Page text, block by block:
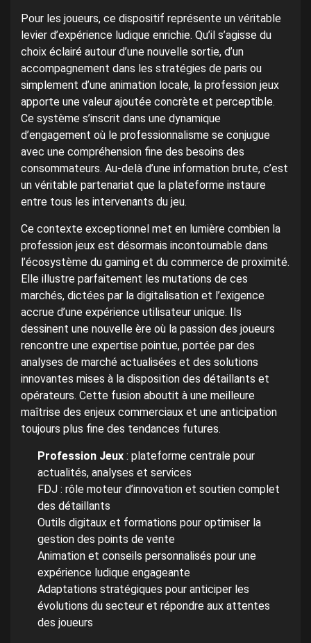
Pour les joueurs, ce dispositif représente un véritable
levier d’expérience ludique enrichie. Qu’il s’agisse du
choix éclairé autour d’une nouvelle sortie, d’un
accompagnement dans les stratégies de paris ou
simplement d’une animation locale, la profession jeux
apporte une valeur ajoutée concrète et perceptible.
Ce système s’inscrit dans une dynamique
d’engagement où le professionnalisme se conjugue
avec une compréhension fine des besoins des
consommateurs. Au-delà d’une information brute, c’est
un véritable partenariat que la plateforme instaure
entre tous les intervenants du jeu.
Ce contexte exceptionnel met en lumière combien la
profession jeux est désormais incontournable dans
l’écosystème du gaming et du commerce de proximité.
Elle illustre parfaitement les mutations de ces
marchés, dictées par la digitalisation et l’exigence
accrue d’une expérience utilisateur unique. Ils
dessinent une nouvelle ère où la passion des joueurs
rencontre une expertise pointue, portée par des
analyses de marché actualisées et des solutions
innovantes mises à la disposition des détaillants et
opérateurs. Cette fusion aboutit à une meilleure
maîtrise des enjeux commerciaux et une anticipation
toujours plus fine des tendances futures.
Profession Jeux : plateforme centrale pour
actualités, analyses et services
FDJ : rôle moteur d’innovation et soutien complet
des détaillants
Outils digitaux et formations pour optimiser la
gestion des points de vente
Animation et conseils personnalisés pour une
expérience ludique engageante
Adaptations stratégiques pour anticiper les
évolutions du secteur et répondre aux attentes
des joueurs